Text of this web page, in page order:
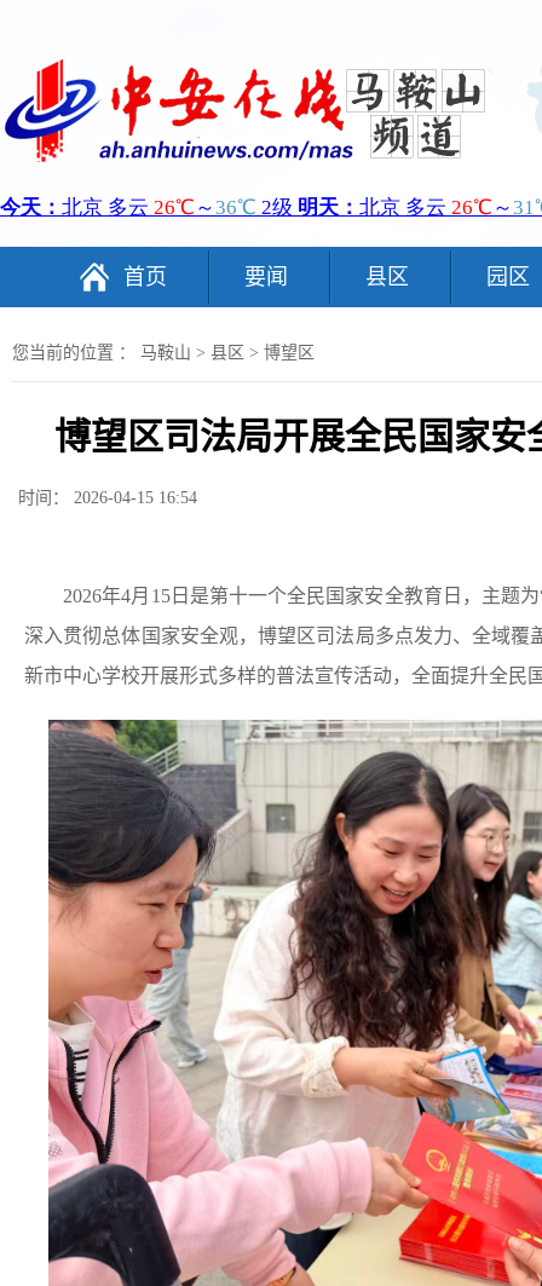
首页 要闻 县区 园区
您当前的位置 ： 马鞍山 > 县区 > 博望区
博望区司法局开展全民国家
时间： 2026-04-15 16:54
2026年4月15日是第十一个全民国家安全教育日，主题为
深入贯彻总体国家安全观，博望区司法局多点发力、全域
新市中心学校开展形式多样的普法宣传活动，全面提升全民